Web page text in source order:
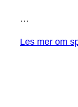
…
Les mer om